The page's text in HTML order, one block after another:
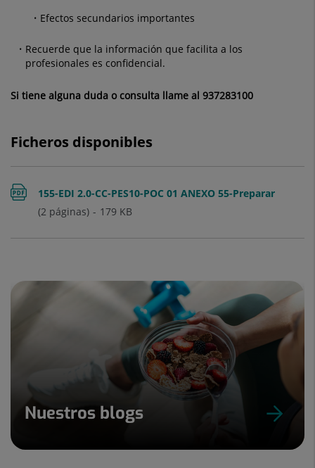
Efectos secundarios importantes
Recuerde que la información que facilita a los
profesionales es confidencial.
Si tiene alguna duda o consulta llame al 937283100
Ficheros disponibles
155-EDI 2.0-CC-PES10-POC 01 ANEXO 55-Preparar
la visita médica
179 KB
(2 páginas)
Nuestros blogs